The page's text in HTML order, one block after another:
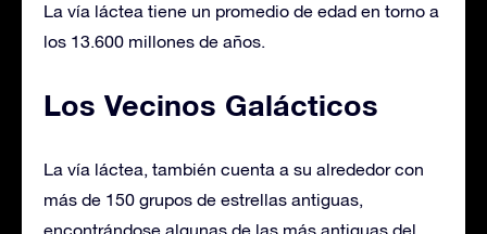
La vía láctea tiene un promedio de edad en torno a
los 13.600 millones de años.
Los Vecinos Galácticos
La vía láctea, también cuenta a su alrededor con
más de 150 grupos de estrellas antiguas,
encontrándose algunas de las más antiguas del